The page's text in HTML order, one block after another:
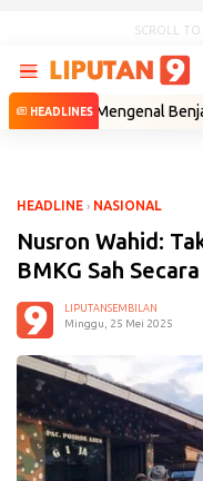
SCROLL
HEADLINES
Mengenal Benjamin
HEADLINE › NASIONAL
Nusron Wahid:
BMKG Sah
LIPUTANSEMBILAN
Minggu, 25 Mei 2025